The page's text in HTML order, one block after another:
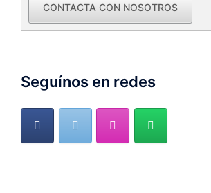
CONTACTA CON NOSOTROS
Seguínos en redes